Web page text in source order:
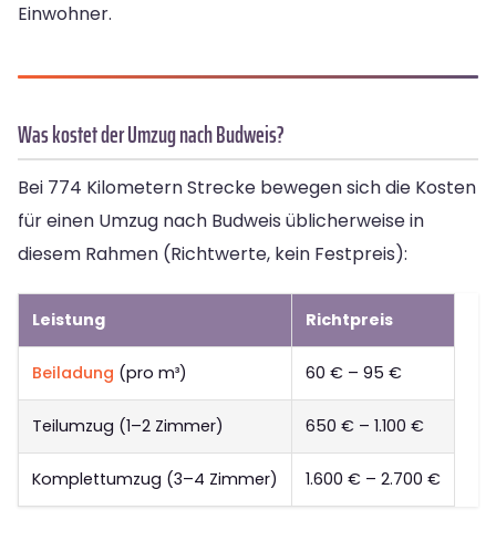
Einwohner.
Was kostet der Umzug nach Budweis?
Bei 774 Kilometern Strecke bewegen sich die Kosten
für einen Umzug nach Budweis üblicherweise in
diesem Rahmen (Richtwerte, kein Festpreis):
Leistung Richtpreis
Beiladung (pro m³) 60 € – 95 €
Teilumzug (1–2 Zimmer) 650 € – 1.100 €
Komplettumzug (3–4 Zimmer) 1.600 € – 2.700 €